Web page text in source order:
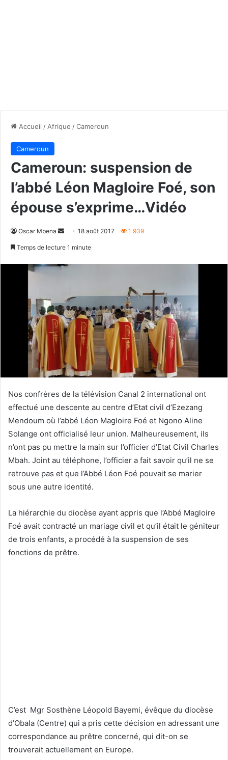
Accueil / Afrique /Cameroun
Cameroun
Cameroun: suspension de
l’abbé Léon Magloire Foé, son
épouse s’exprime…Vidéo
Oscar Mbena
Envoyer18 août 2017 1 939
Temps de lecture 1 minute
Nos confrères de la télévision Canal 2 international ont
effectué une descente au centre d’Etat civil d’Ezezang
Mendoum où l’abbé Léon Magloire Foé et Ngono Aline
Solange ont officialisé leur union. Malheureusement, ils
n’ont pas pu mettre la main sur l’officier d’Etat Civil Charles
Mbah. Joint au téléphone, l’officier a fait savoir qu’il ne se
retrouve pas et que l’Abbé Léon Foé pouvait se marier
sous une autre identité.
La hiérarchie du diocèse ayant appris que l’Abbé Magloire
Foé avait contracté un mariage civil et qu’il était le géniteur
de trois enfants, a procédé à la suspension de ses
fonctions de prêtre.
C’est Mgr Sosthène Léopold Bayemi, évêque du diocèse
d’Obala (Centre) qui a pris cette décision en adressant une
correspondance au prêtre concerné, qui dit-on se
trouverait actuellement en Europe.